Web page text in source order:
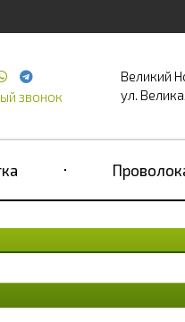
звонок
Великий
ул.